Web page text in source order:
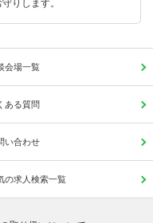
りします。
会場一覧
ある質問
い合わせ
の求人検索一覧